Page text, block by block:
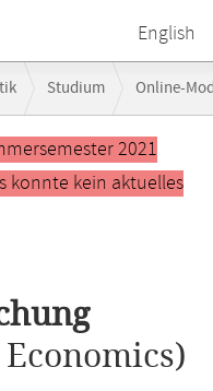
English
Studium Online-
2021
konnte kein aktuelles